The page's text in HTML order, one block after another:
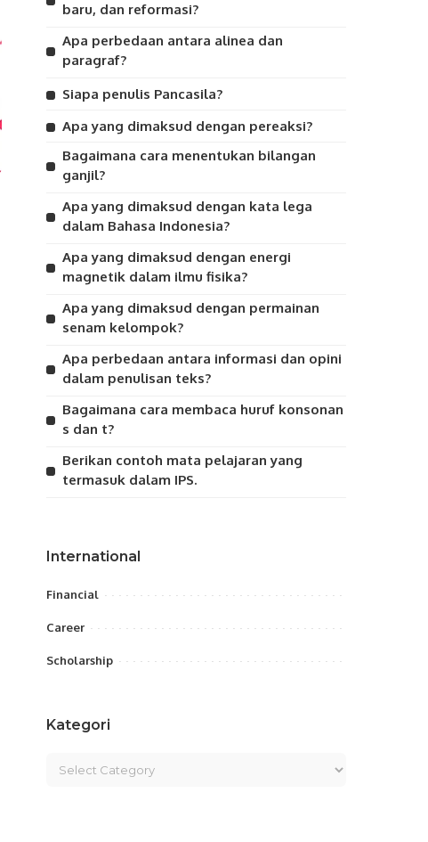
baru, dan reformasi?
Apa perbedaan antara alinea dan
paragraf?
Siapa penulis Pancasila?
Apa yang dimaksud dengan pereaksi?
Bagaimana cara menentukan bilangan
ganjil?
Apa yang dimaksud dengan kata lega
dalam Bahasa Indonesia?
Apa yang dimaksud dengan energi
magnetik dalam ilmu fisika?
Apa yang dimaksud dengan permainan
senam kelompok?
Apa perbedaan antara informasi dan opini
dalam penulisan teks?
Bagaimana cara membaca huruf konsonan
s dan t?
Berikan contoh mata pelajaran yang
termasuk dalam IPS.
International
Financial
Career
Scholarship
Kategori